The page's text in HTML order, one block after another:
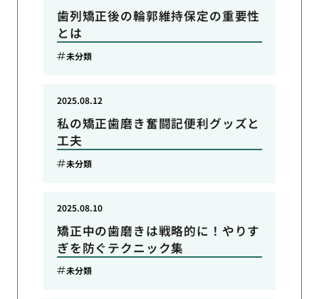
歯列矯正後の輪郭維持保定の重要性
とは
未分類
私の矯正歯磨き奮闘記便利グッズと
工夫
2025.08.12
未分類
矯正中の歯磨きは戦略的に！やりす
ぎを防ぐテクニック集
2025.08.10
未分類